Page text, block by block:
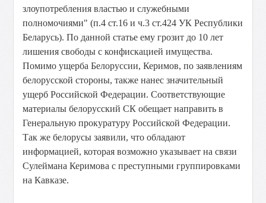
злоупотребления властью и служебными
полномочиями" (п.4 ст.16 и ч.3 ст.424 УК Республики
Беларусь). По данной статье ему грозит до 10 лет
лишения свободы с конфискацией имущества.
Помимо ущерба Белоруссии, Керимов, по заявлениям
белорусской стороны, также нанес значительный
ущерб Российской Федерации. Соответствующие
материалы белорусский СК обещает направить в
Генеральную прокуратуру Российской Федерации.
Так же белорусы заявили, что обладают
информацией, которая возможно указывает на связи
Сулеймана Керимова с преступными группировками
на Кавказе.